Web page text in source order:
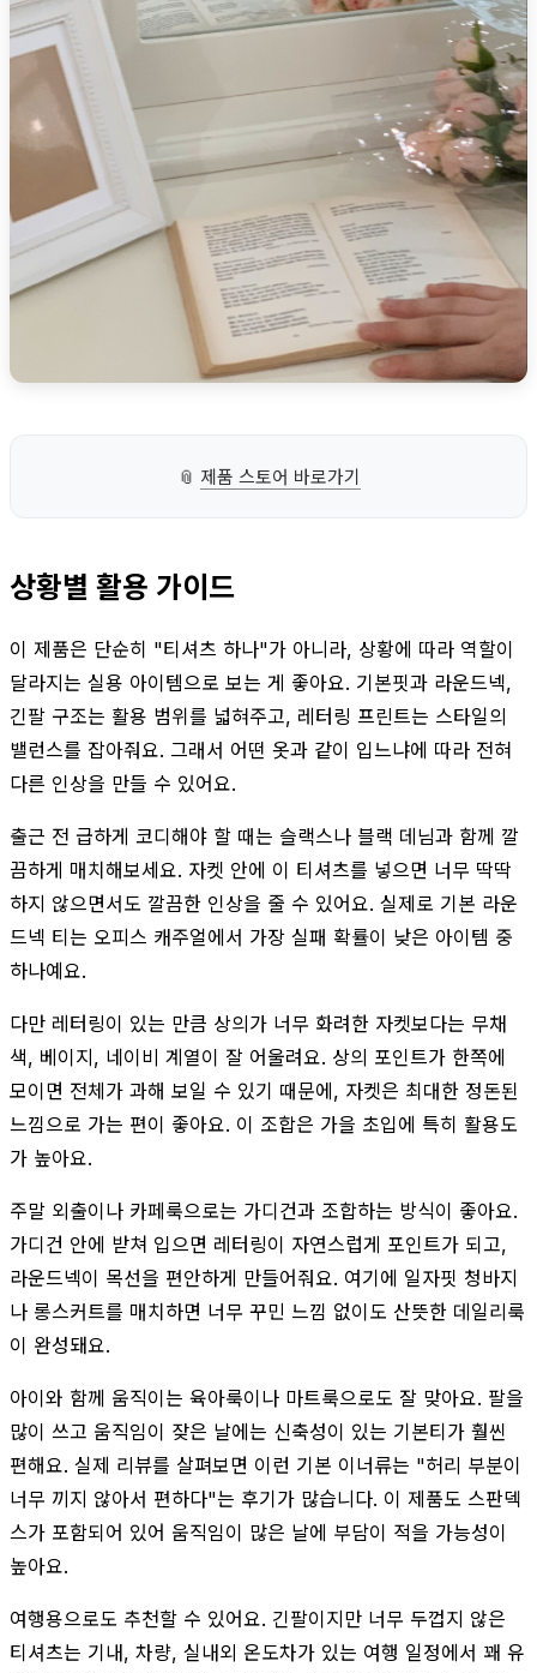
📎 제품 스토어 바로가기
상황별 활용 가이드
이 제품은 단순히 "티셔츠 하나"가 아니라, 상황에 따라 역할이
달라지는 실용 아이템으로 보는 게 좋아요. 기본핏과 라운드넥,
긴팔 구조는 활용 범위를 넓혀주고, 레터링 프린트는 스타일의
밸런스를 잡아줘요. 그래서 어떤 옷과 같이 입느냐에 따라 전혀
다른 인상을 만들 수 있어요.
출근 전 급하게 코디해야 할 때는 슬랙스나 블랙 데님과 함께 깔
끔하게 매치해보세요. 자켓 안에 이 티셔츠를 넣으면 너무 딱딱
하지 않으면서도 깔끔한 인상을 줄 수 있어요. 실제로 기본 라운
드넥 티는 오피스 캐주얼에서 가장 실패 확률이 낮은 아이템 중
하나예요.
다만 레터링이 있는 만큼 상의가 너무 화려한 자켓보다는 무채
색, 베이지, 네이비 계열이 잘 어울려요. 상의 포인트가 한쪽에
모이면 전체가 과해 보일 수 있기 때문에, 자켓은 최대한 정돈된
느낌으로 가는 편이 좋아요. 이 조합은 가을 초입에 특히 활용도
가 높아요.
주말 외출이나 카페룩으로는 가디건과 조합하는 방식이 좋아요.
가디건 안에 받쳐 입으면 레터링이 자연스럽게 포인트가 되고,
라운드넥이 목선을 편안하게 만들어줘요. 여기에 일자핏 청바지
나 롱스커트를 매치하면 너무 꾸민 느낌 없이도 산뜻한 데일리룩
이 완성돼요.
아이와 함께 움직이는 육아룩이나 마트룩으로도 잘 맞아요. 팔을
많이 쓰고 움직임이 잦은 날에는 신축성이 있는 기본티가 훨씬
편해요. 실제 리뷰를 살펴보면 이런 기본 이너류는 "허리 부분이
너무 끼지 않아서 편하다"는 후기가 많습니다. 이 제품도 스판덱
스가 포함되어 있어 움직임이 많은 날에 부담이 적을 가능성이
높아요.
여행용으로도 추천할 수 있어요. 긴팔이지만 너무 두껍지 않은
티셔츠는 기내, 차량, 실내외 온도차가 있는 여행 일정에서 꽤 유